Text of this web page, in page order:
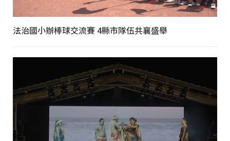
法治國小辦棒球交流賽 4縣市隊伍共襄盛舉